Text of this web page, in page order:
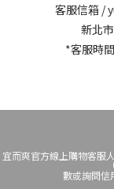
客服信箱 /
新北
*客服時
宜而爽官方線上購物客服
數或詢問信